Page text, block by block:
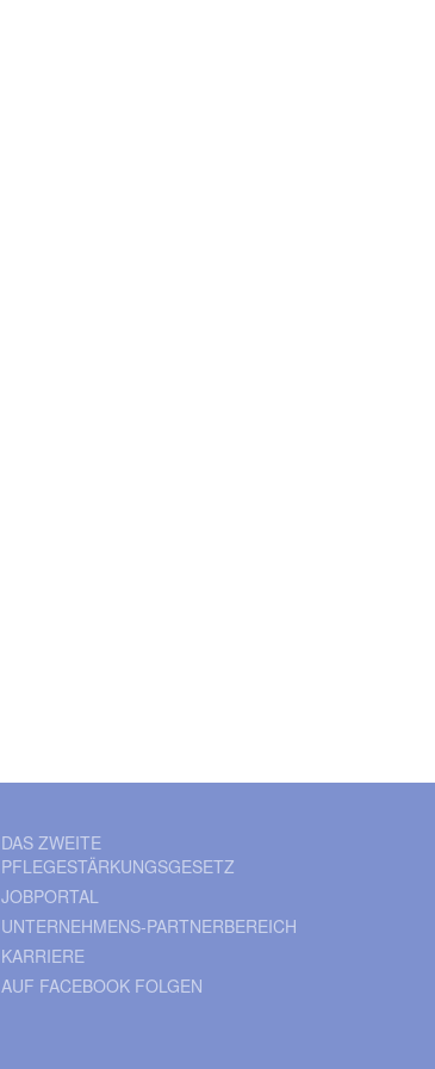
DAS ZWEITE
PFLEGESTÄRKUNGSGESETZ
JOBPORTAL
UNTERNEHMENS-PARTNERBEREICH
KARRIERE
AUF FACEBOOK FOLGEN